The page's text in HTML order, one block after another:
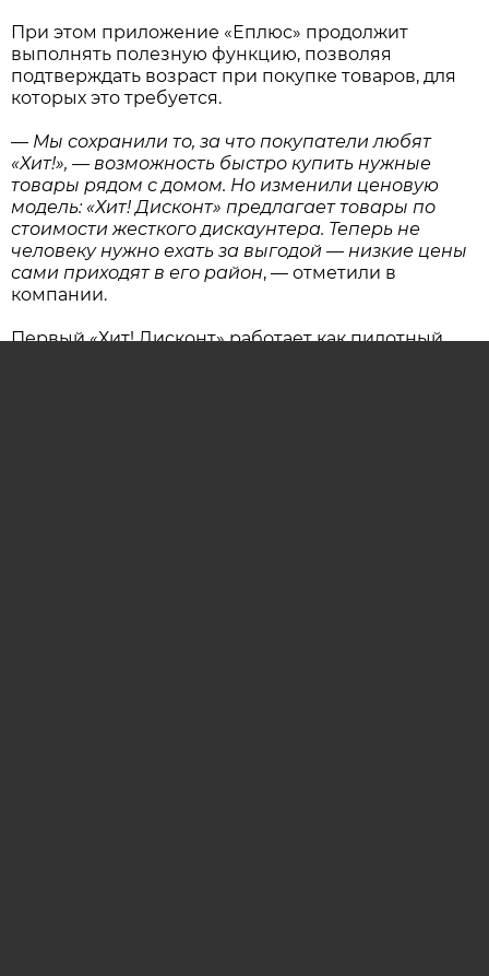
При этом приложение «Еплюс» продолжит
выполнять полезную функцию, позволяя
подтверждать возраст при покупке товаров, для
которых это требуется.
— Мы сохранили то, за что покупатели любят
«Хит!», — возможность быстро купить нужные
товары рядом с домом. Но изменили ценовую
модель: «Хит! Дисконт» предлагает товары по
стоимости жесткого дискаунтера. Теперь не
человеку нужно ехать за выгодой — низкие цены
сами приходят в его район, — отметили в
компании.
Первый «Хит! Дисконт» работает как пилотный